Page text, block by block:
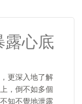
露心底
更深入地了解
，倒不如多個
知不覺地泄露